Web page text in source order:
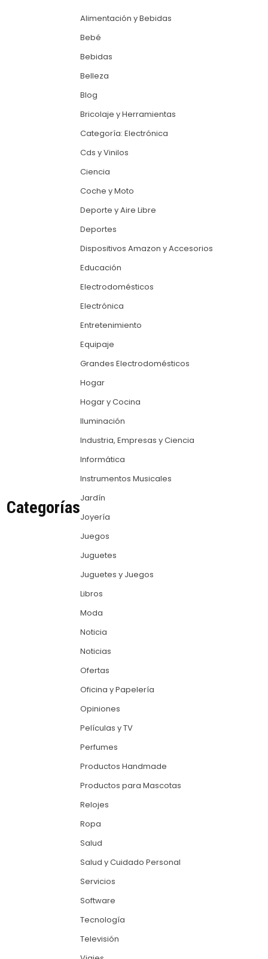
Categorías
Alimentación y Bebidas
Bebé
Bebidas
Belleza
Blog
Bricolaje y Herramientas
Categoría: Electrónica
Cds y Vinilos
Ciencia
Coche y Moto
Deporte y Aire Libre
Deportes
Dispositivos Amazon y Accesorios
Educación
Electrodomésticos
Electrónica
Entretenimiento
Equipaje
Grandes Electrodomésticos
Hogar
Hogar y Cocina
Iluminación
Industria, Empresas y Ciencia
Informática
Instrumentos Musicales
Jardín
Joyería
Juegos
Juguetes
Juguetes y Juegos
Libros
Moda
Noticia
Noticias
Ofertas
Oficina y Papelería
Opiniones
Películas y TV
Perfumes
Productos Handmade
Productos para Mascotas
Relojes
Ropa
Salud
Salud y Cuidado Personal
Servicios
Software
Tecnología
Televisión